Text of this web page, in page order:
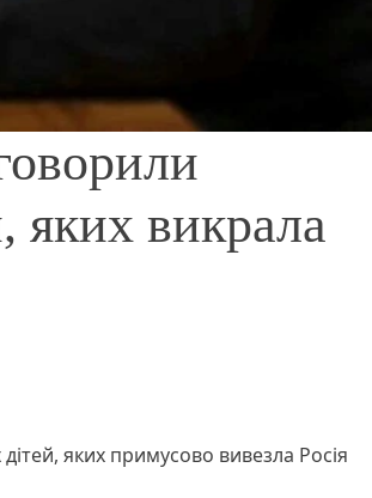
яких викрала
яких примусово вивезла Росія